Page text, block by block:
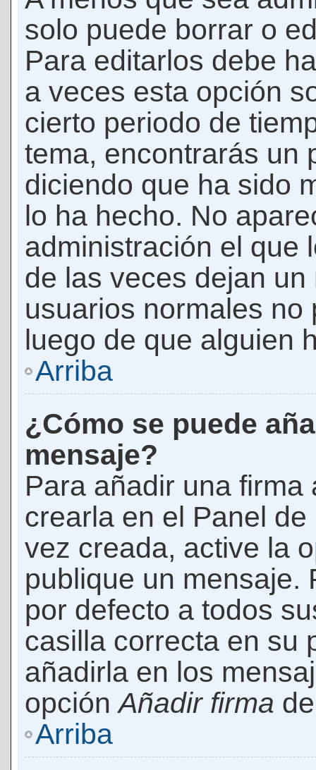
solo puede borrar o
Para editarlos debe
a veces esta opción
cierto periodo de
tema, encontrarás un
diciendo que ha sido
lo ha hecho. No
administración el que
de las veces dejan
usuarios normales
luego de que alguien
Arriba
¿Cómo se puede
mensaje?
Para añadir una
crearla en el Panel
vez creada, active la
publique un mensaje.
por defecto a todos
casilla correcta en su
añadirla en los
opciónAñadir firma
Arriba